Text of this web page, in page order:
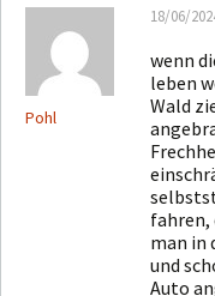
Pohl
18/06/
wenn
leben
Wald
fahren,
man in
und
Auto